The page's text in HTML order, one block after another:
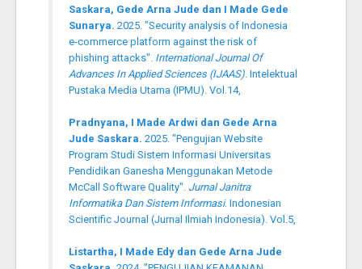
Saskara, Gede Arna Jude dan I Made Gede
Sunarya. 2025. "Security analysis of Indonesia
e-commerce platform against the risk of
phishing attacks". International Journal Of
Advances In Applied Sciences (IJAAS). Intelektual
Pustaka Media Utama (IPMU). Vol.14,
Pradnyana, I Made Ardwi dan Gede Arna
Jude Saskara. 2025. "Pengujian Website
Program Studi Sistem Informasi Universitas
Pendidikan Ganesha Menggunakan Metode
McCall Software Quality". Jurnal Janitra
Informatika Dan Sistem Informasi. Indonesian
Scientific Journal (Jurnal Ilmiah Indonesia). Vol.5,
Listartha, I Made Edy dan Gede Arna Jude